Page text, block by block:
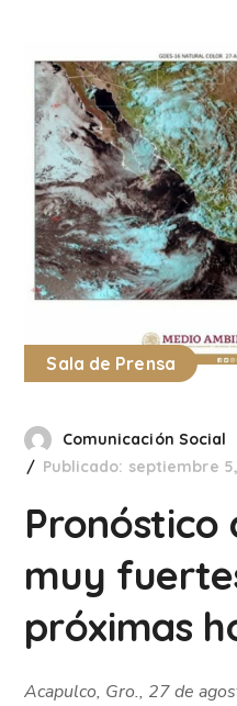
Sala de Prensa
Comunicación Social
Publicado: septiembre
Pronóstico
muy
próximas
Acapulco, Gro., 27 de